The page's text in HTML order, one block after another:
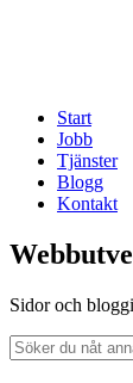
Start
Jobb
Tjänster
Blogg
Kontakt
Sidor och